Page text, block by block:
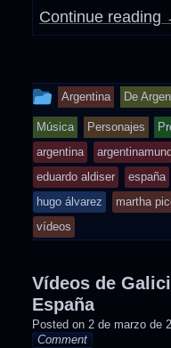
Continue reading
This
entry
was
posted
in
Argentina De
Música Personajes
argentina
eduardo aldiser
españa
hugo álvarez
martha
vídeos
Vídeos de
España
Posted on 2 de marzo de
Comment